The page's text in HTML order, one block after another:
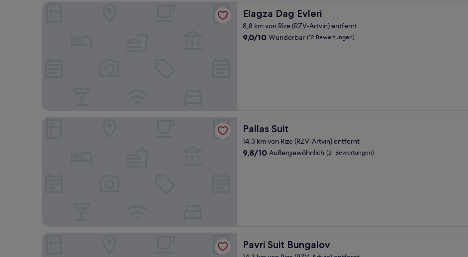
Elagza Dag Evleri
Elagza Dag Evleri
8,8 km von Rize (RZV-Artvin) entfernt
9.0
9,0/10 Wunderbar (12 Bewertungen)
Elagza Dag Evleri
Pallas Suit
Pallas Suit
14,3 km von Rize (RZV-Artvin) entfernt
9.8
9,8/10 Außergewöhnlich (21 Bewertungen)
Pavri Suit Bungalov
Pavri Suit Bungalov
Pavri Suit Bungalov